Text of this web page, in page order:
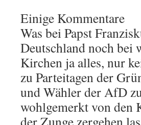
Einige Kommentare
Was bei Papst
Deutschland noch bei
Kirchen ja alles, nur
zu Parteitagen der
und Wähler der AfD
wohlgemerkt von den
der Zunge zergehen